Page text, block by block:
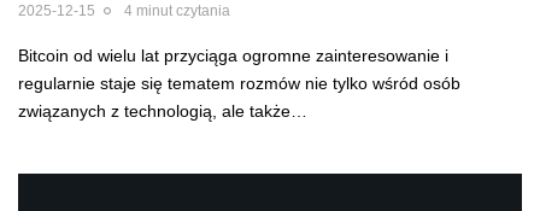
2025-12-15 4 minut czytania
Bitcoin od wielu lat przyciąga ogromne zainteresowanie i
regularnie staje się tematem rozmów nie tylko wśród osób
związanych z technologią, ale także…